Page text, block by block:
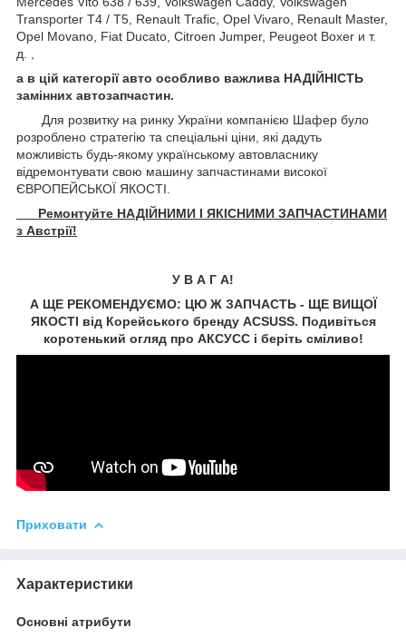
Transporter T4 / T5, Renault Trafic, Opel Vivaro, Renault Master,
Opel Movano, Fiat Ducato, Citroen Jumper, Peugeot Boxer и т.
д. ,
а в цій категорії авто особливо важлива НАДІЙНІСТЬ
замінних автозапчастин.
Для розвитку на ринку України компанією Шафер було
розроблено стратегію та спеціальні ціни, які дадуть
можливість будь-якому українському автовласнику
відремонтувати свою машину запчастинами високої
ЄВРОПЕЙСЬКОЇ ЯКОСТІ.
Ремонтуйте НАДІЙНИМИ І ЯКІСНИМИ ЗАПЧАСТИНАМИ
з Австрії!
У В А Г А!
А ЩЕ РЕКОМЕНДУЄМО: ЦЮ Ж ЗАПЧАСТЬ - ЩЕ ВИЩОЇ
ЯКОСТІ від Корейського бренду ACSUSS. Подивіться
коротенький огляд про АКСУCC і беріть сміливо!
Приховати
Характеристики
Основні атрибути